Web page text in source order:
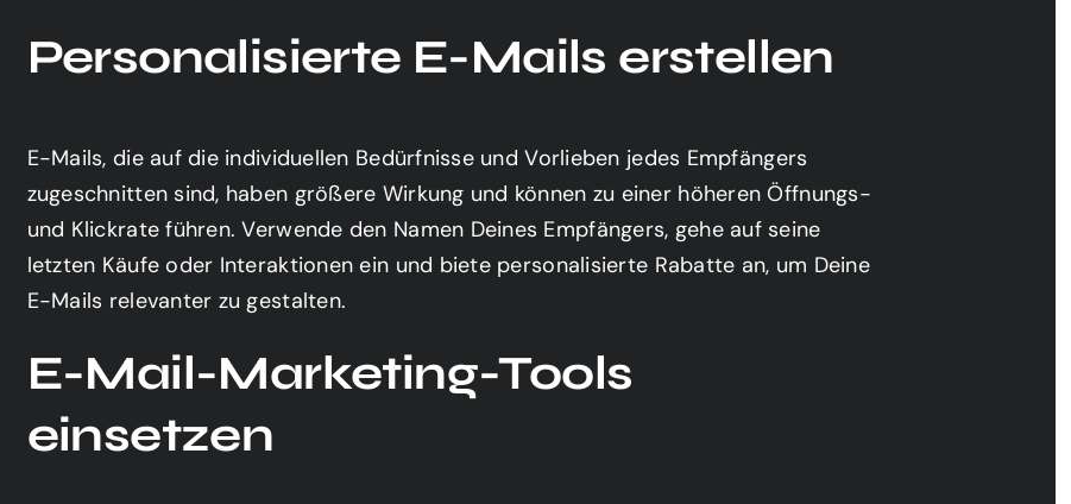
Personalisierte E-Mails erstellen
E-Mails, die auf die individuellen Bedürfnisse und Vorlieben jedes Empfängers
zugeschnitten sind, haben größere Wirkung und können zu einer höheren Öffnungs-
und Klickrate führen. Verwende den Namen Deines Empfängers, gehe auf seine
letzten Käufe oder Interaktionen ein und biete personalisierte Rabatte an, um Deine
E-Mails relevanter zu gestalten.
E-Mail-Marketing-Tools
einsetzen